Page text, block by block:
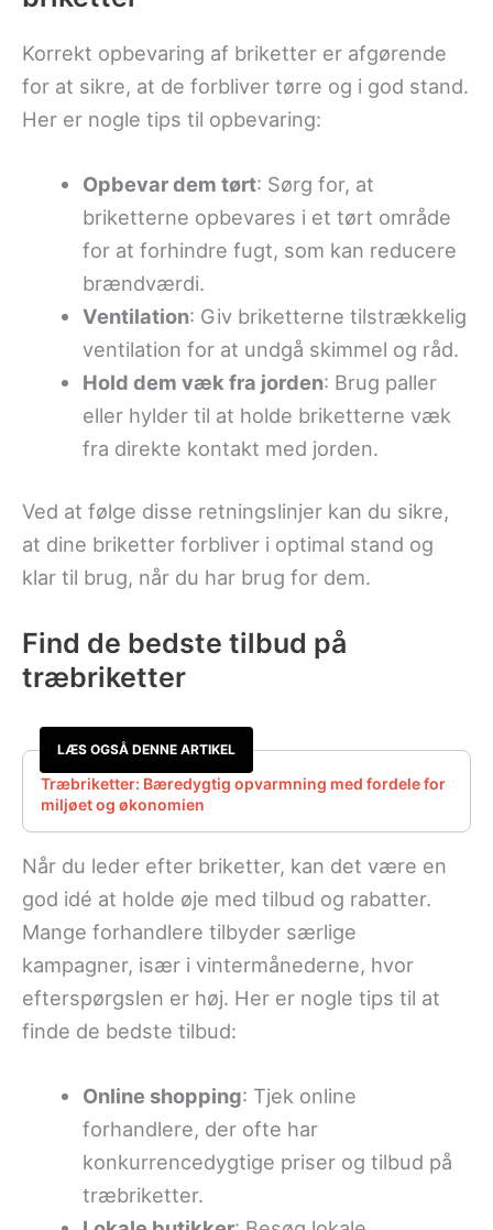
Korrekt opbevaring af briketter er afgørende
for at sikre, at de forbliver tørre og i god stand.
Her er nogle tips til opbevaring:
Opbevar dem tørt: Sørg for, at
briketterne opbevares i et tørt område
for at forhindre fugt, som kan reducere
brændværdi.
Ventilation: Giv briketterne tilstrækkelig
ventilation for at undgå skimmel og råd.
Hold dem væk fra jorden: Brug paller
eller hylder til at holde briketterne væk
fra direkte kontakt med jorden.
Ved at følge disse retningslinjer kan du sikre,
at dine briketter forbliver i optimal stand og
klar til brug, når du har brug for dem.
Find de bedste tilbud på
træbriketter
LÆS OGSÅ DENNE ARTIKEL
Træbriketter: Bæredygtig opvarmning med fordele for
miljøet og økonomien
Når du leder efter briketter, kan det være en
god idé at holde øje med tilbud og rabatter.
Mange forhandlere tilbyder særlige
kampagner, især i vintermånederne, hvor
efterspørgslen er høj. Her er nogle tips til at
finde de bedste tilbud:
Online shopping: Tjek online
forhandlere, der ofte har
konkurrencedygtige priser og tilbud på
træbriketter.